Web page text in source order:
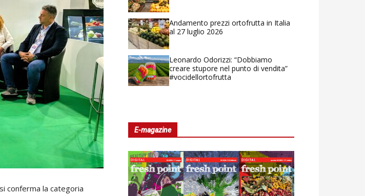
conferma la categoria
Andamento prezzi ortofrutta in Italia
al 27 luglio 2026
Leonardo Odorizzi: “Dobbiamo
creare stupore nel punto di vendita”
#vocidellortofrutta
E-magazine